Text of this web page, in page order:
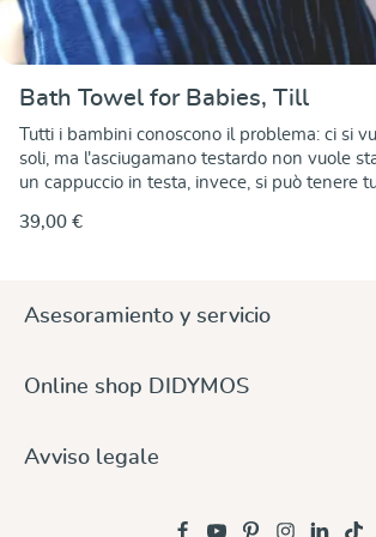
Bath Towel for Babies, Till
Tutti i bambini conoscono il problema: ci si
soli, ma l'asciugamano testardo non vuole
un cappuccio in testa, invece, si può tenere
asciugamano da bagno molto grande si
cotone waffle piqué è molto assorbente e si
per la piscina o il mare.
39,00 €
Asesoramiento y servicio
Online shop DIDYMOS
Avviso legale